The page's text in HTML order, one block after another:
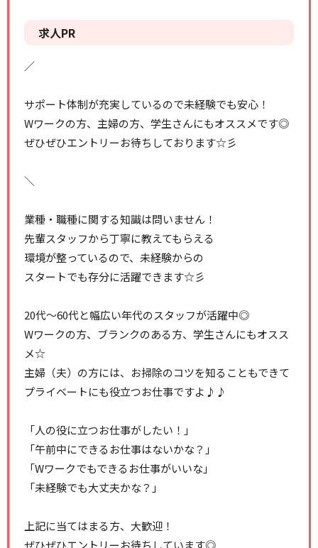
求人PR
／
サポート体制が充実しているので未経験でも安心！
Wワークの方、主婦の方、学生さんにもオススメです◎
ぜひぜひエントリーお待ちしております☆彡
＼
業種・職種に関する知識は問いません！
先輩スタッフから丁寧に教えてもらえる
環境が整っているので、未経験からの
スタートでも存分に活躍できます☆彡
20代～60代と幅広い年代のスタッフが活躍中◎
Wワークの方、ブランクのある方、学生さんにもオスス
メ☆
主婦（夫）の方には、お掃除のコツを知ることもできて
プライベートにも役立つお仕事ですよ♪♪
「人の役に立つお仕事がしたい！」
「午前中にできるお仕事はないかな？」
「Wワークでもできるお仕事がいいな」
「未経験でも大丈夫かな？」
上記に当てはまる方、大歓迎！
ぜひぜひエントリーお待ちしています◎